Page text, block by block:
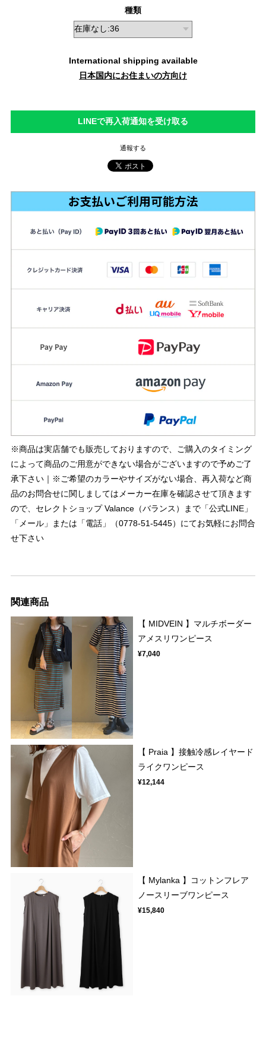
種類
International shipping available
日本国内にお住まいの方向け
LINEで再入荷通知を受け取る
通報する
※商品は実店舗でも販売しておりますので、ご購入のタイミング
によって商品のご用意ができない場合がございますので予めご了
承下さい｜※ご希望のカラーやサイズがない場合、再入荷など商
品のお問合せに関しましてはメーカー在庫を確認させて頂きます
ので、セレクトショップ Valance（バランス）まで「公式LINE」
「メール」または「電話」（0778-51-5445）にてお気軽にお問合
せ下さい
関連商品
【 MIDVEIN 】マルチボーダー
アメスリワンピース
¥7,040
【 Praia 】接触冷感レイヤード
ライクワンピース
¥12,144
【 Mylanka 】コットンフレア
ノースリーブワンピース
¥15,840